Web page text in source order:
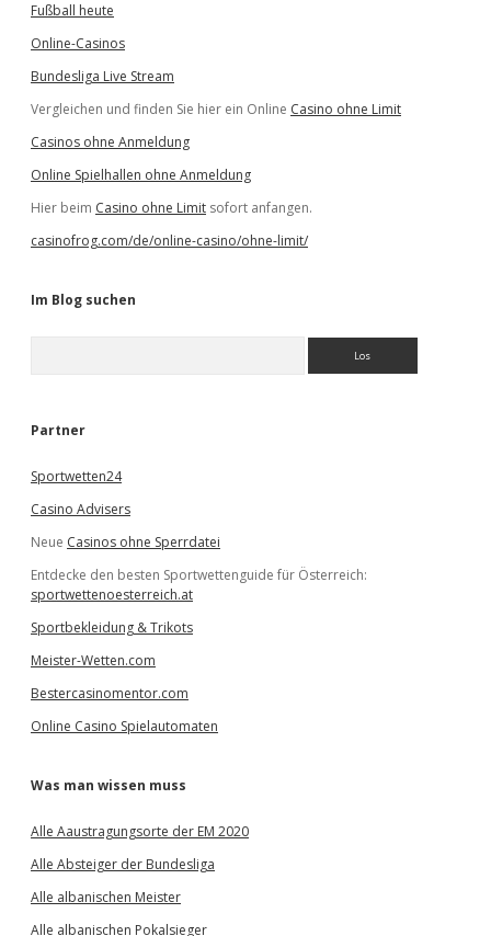
Fußball heute
Online-Casinos
Bundesliga Live Stream
Vergleichen und finden Sie hier ein Online Casino ohne Limit
Casinos ohne Anmeldung
Online Spielhallen ohne Anmeldung
Hier beim Casino ohne Limit sofort anfangen.
casinofrog.com/de/online-casino/ohne-limit/
Im Blog suchen
e
Partner
Sportwetten24
Casino Advisers
Neue Casinos ohne Sperrdatei
Entdecke den besten Sportwettenguide für Österreich:
sportwettenoesterreich.at
Sportbekleidung & Trikots
Meister-Wetten.com
Bestercasinomentor.com
Online Casino Spielautomaten
Was man wissen muss
Alle Aaustragungsorte der EM 2020
Alle Absteiger der Bundesliga
Alle albanischen Meister
Alle albanischen Pokalsieger